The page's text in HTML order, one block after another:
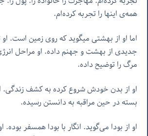
همه‌ی اینها را تجربه کرده‌ام.
اما او از بهشتی میگوید که روی زمین است.
جدیدی از بهشت و جهنم داده. او مراحل
مرگ را توضیح داده.
او از بدن خودش شروع کرده به کشف زندگی.
بسته در حین مراقبه به دانستن رسیده.
او از بودا می‌گوید. انگار با بودا همسفر بوده.